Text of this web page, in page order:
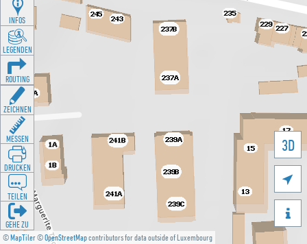
©MapTiler©OpenStreetMapcontributors for data outside of Luxembourg
3D


INFOS
LEGENDEN
ROUTING
ZEICHNEN
MESSEN
DRUCKEN
TEILEN
GEHE ZU